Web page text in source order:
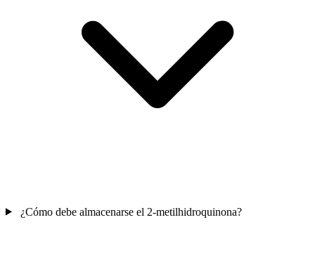
¿Cómo debe almacenarse el 2-metilhidroquinona?